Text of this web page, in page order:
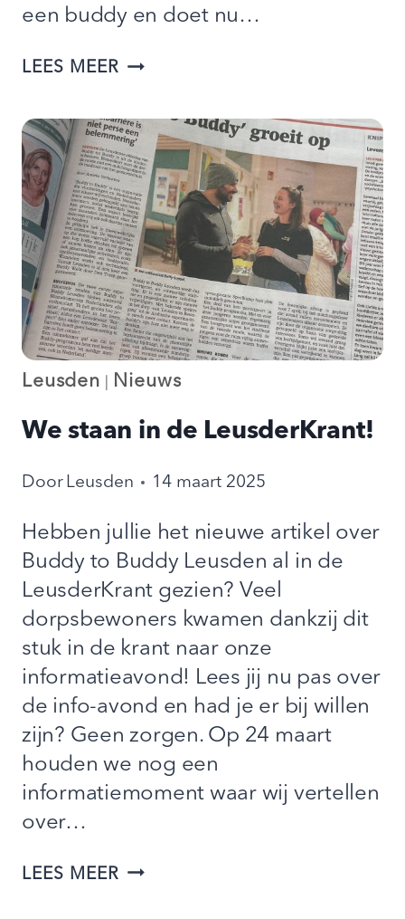
een buddy en doet nu…
LEES MEER‘DOOR
MENSEN
TE
PRATEN,
LEREN
WE
ELKAAR
KENNEN’
Leusden Nieuws
We staan in de LeusderKrant!
Door Leusden 14 maart 2025
Hebben jullie het nieuwe artikel over
Buddy to Buddy Leusden al in de
LeusderKrant gezien? Veel
dorpsbewoners kwamen dankzij dit
stuk in de krant naar onze
informatieavond! Lees jij nu pas over
de info-avond en had je er bij willen
zijn? Geen zorgen. Op 24 maart
houden we nog een
informatiemoment waar wij vertellen
over…
LEES MEERWE